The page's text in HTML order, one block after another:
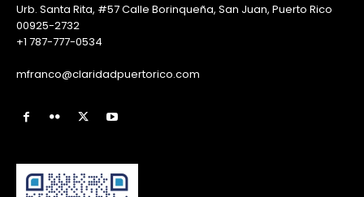
Urb. Santa Rita, #57 Calle Borinqueña, San Juan, Puerto Rico
00925-2732
+1 787-777-0534
mfranco@claridadpuertorico.com